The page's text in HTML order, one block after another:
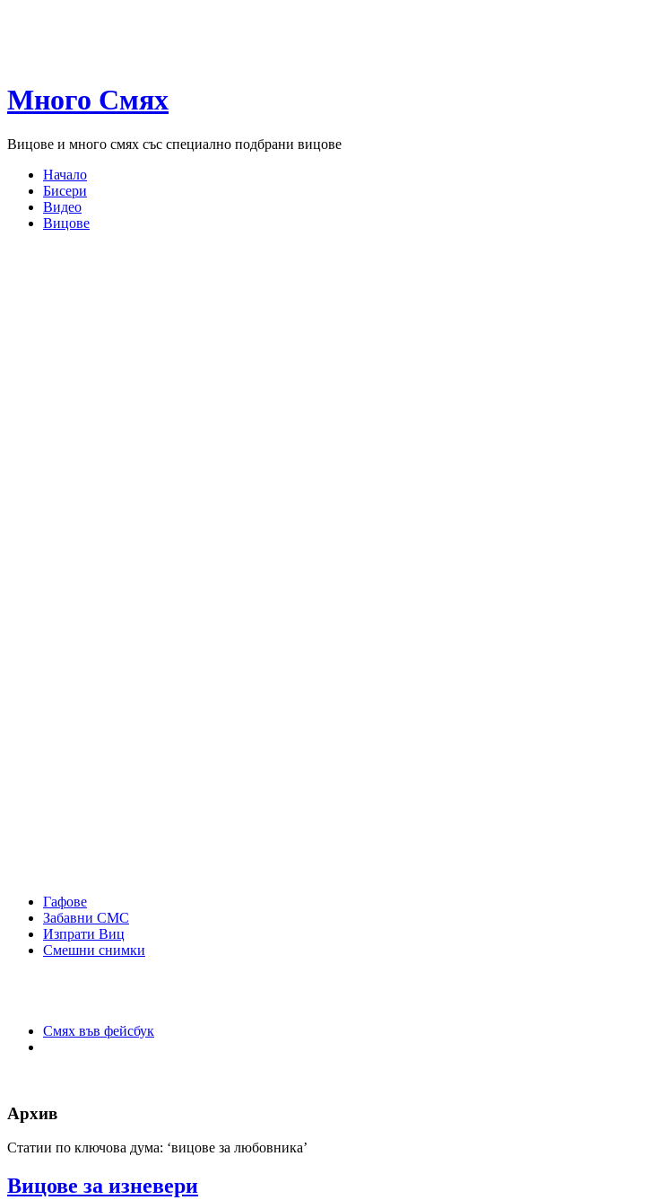
Много Смях
Вицове и много смях със специално подбрани вицове
Начало
Бисери
Видео
Вицове
Гафове
Забавни СМС
Изпрати Виц
Смешни снимки
Смях във фейсбук
Архив
Статии по ключова дума: ‘вицове за любовника’
Вицове за изневери